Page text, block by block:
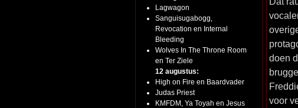
Lagwagon
Sanguisugabogg,
Revocation en Internal
Bleeding
Wolves In The Throne Room
en Ter Ziele
12 augustus:
High on Fire en Baardvader
Judas Priest
KMFDM, Ya Toyah en Jesus
doen
voor